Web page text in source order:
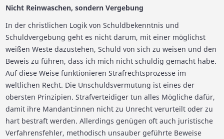
Nicht Reinwaschen, sondern Vergebung
In der christlichen Logik von Schuldbekenntnis und
Schuldvergebung geht es nicht darum, mit einer möglichst
weißen Weste dazustehen, Schuld von sich zu weisen und den
Beweis zu führen, dass ich mich nicht schuldig gemacht habe.
Auf diese Weise funktionieren Strafrechtsprozesse im
weltlichen Recht. Die Unschuldsvermutung ist eines der
obersten Prinzipien. Strafverteidiger tun alles Mögliche dafür,
damit ihre Mandant:innen nicht zu Unrecht verurteilt oder zu
hart bestraft werden. Allerdings genügen oft auch juristische
Verfahrensfehler, methodisch unsauber geführte Beweise